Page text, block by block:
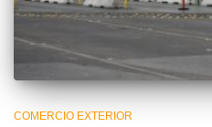
COMERCIO EXTERIOR